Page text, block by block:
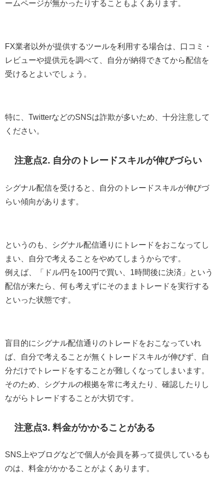
ームページが無かったりすることもよくあります。
FX業者以外が提供するツールを利用する場合は、口コミ・
レビューや提供元を調べて、自分が納得できてから配信を
受けるとよいでしょう。
特に、TwitterなどのSNSは詐欺が多いため、十分注意して
ください。
注意点2. 自分のトレードスキルが伸びづらい
シグナル配信を受けると、自分のトレードスキルが伸びづ
らい傾向があります。
というのも、シグナル配信通りにトレードをおこなってし
まい、自分で考えることをやめてしまうからです。
例えば、「ドル/円を100円で買い、1時間後に決済」という
配信が来たら、何も考えずにそのままトレードを実行する
といった状態です。
盲目的にシグナル配信通りのトレードをおこなっていれ
ば、自分で考えることが無くトレードスキルが伸びず、自
分だけでトレードをすることが難しくなってしまいます。
そのため、シグナルの根拠を常に考えたり、確認したりし
ながらトレードすることが大切です。
注意点3. 料金がかかることがある
SNS上やブログなどで個人が会員を募って提供しているも
のは、料金がかかることがよくあります。